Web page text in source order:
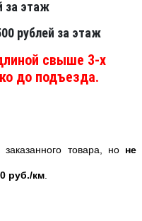
за этаж
рублей за этаж
свыше 3-х
до подъезда.
товара, но не
руб./км